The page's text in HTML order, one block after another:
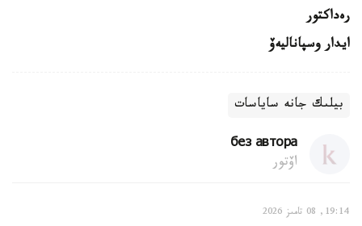
رەداكتور
ايدار وسپاناليەۆ
بيلىك جانە ساياسات
без автора
اۆتور
19:14, 08 تامىز 2026